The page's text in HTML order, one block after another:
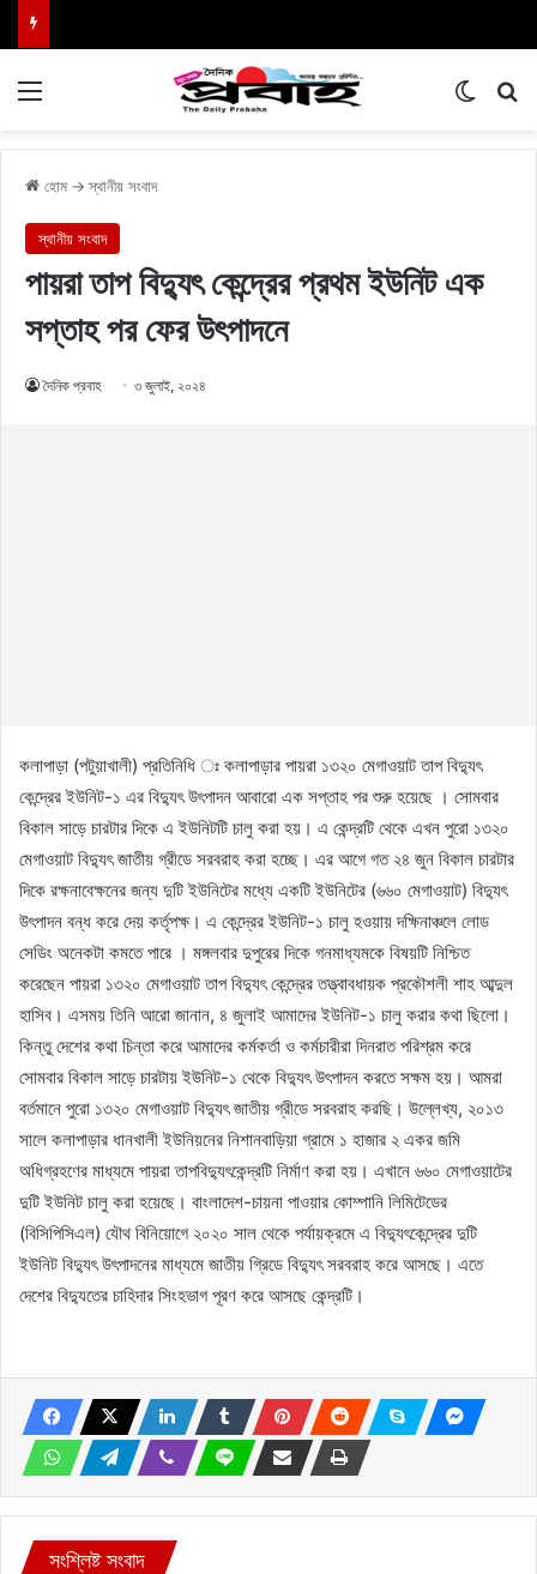
হোম → স্থানীয় সংবাদ
স্থানীয় সংবাদ
পায়রা তাপ বিদ্যুৎ কেন্দ্রের প্রথম ইউনিট এক
সপ্তাহ পর ফের উৎপাদনে
দৈনিক প্রবাহ ৩ জুলাই, ২০২৪
কলাপাড়া (পটুয়াখালী) প্রতিনিধি ঃ কলাপাড়ার পায়রা ১৩২০ মেগাওয়াট তাপ বিদ্যুৎ
কেন্দ্রের ইউনিট-১ এর বিদ্যুৎ উৎপাদন আবারো এক সপ্তাহ পর শুরু হয়েছে । সোমবার
বিকাল সাড়ে চারটার দিকে এ ইউনিটটি চালু করা হয়। এ কেন্দ্রটি থেকে এখন পুরো ১৩২০
মেগাওয়াট বিদ্যুৎ জাতীয় গ্রীডে সরবরাহ করা হচ্ছে। এর আগে গত ২৪ জুন বিকাল চারটার
দিকে রক্ষনাবেক্ষনের জন্য দুটি ইউনিটের মধ্যে একটি ইউনিটের (৬৬০ মেগাওয়াট) বিদ্যুৎ
উৎপাদন বন্ধ করে দেয় কর্তৃপক্ষ। এ কেন্দ্রের ইউনিট-১ চালু হওয়ায় দক্ষিনাঞ্চলে লোড
সেডিং অনেকটা কমতে পারে । মঙ্গলবার দুপুরের দিকে গনমাধ্যমকে বিষয়টি নিশ্চিত
করেছেন পায়রা ১৩২০ মেগাওয়াট তাপ বিদ্যুৎ কেন্দ্রের তত্ত্বাবধায়ক প্রকৌশলী শাহ আব্দুল
হাসিব। এসময় তিনি আরো জানান, ৪ জুলাই আমাদের ইউনিট-১ চালু করার কথা ছিলো।
কিন্তু দেশের কথা চিন্তা করে আমাদের কর্মকর্তা ও কর্মচারীরা দিনরাত পরিশ্রম করে
সোমবার বিকাল সাড়ে চারটায় ইউনিট-১ থেকে বিদ্যুৎ উৎপাদন করতে সক্ষম হয়। আমরা
বর্তমানে পুরো ১৩২০ মেগাওয়াট বিদ্যুৎ জাতীয় গ্রীডে সরবরাহ করছি। উল্লেখ্য, ২০১৩
সালে কলাপাড়ার ধানখালী ইউনিয়নের নিশানবাড়িয়া গ্রামে ১ হাজার ২ একর জমি
অধিগ্রহণের মাধ্যমে পায়রা তাপবিদ্যুৎকেন্দ্রটি নির্মাণ করা হয়। এখানে ৬৬০ মেগাওয়াটের
দুটি ইউনিট চালু করা হয়েছে। বাংলাদেশ-চায়না পাওয়ার কোম্পানি লিমিটেডের
(বিসিপিসিএল) যৌথ বিনিয়োগে ২০২০ সাল থেকে পর্যায়ক্রমে এ বিদ্যুৎকেন্দ্রের দুটি
ইউনিট বিদ্যুৎ উৎপাদনের মাধ্যমে জাতীয় গ্রিডে বিদ্যুৎ সরবরাহ করে আসছে। এতে
দেশের বিদ্যুতের চাহিদার সিংহভাগ পূরণ করে আসছে কেন্দ্রটি।
সংশ্লিষ্ট সংবাদ